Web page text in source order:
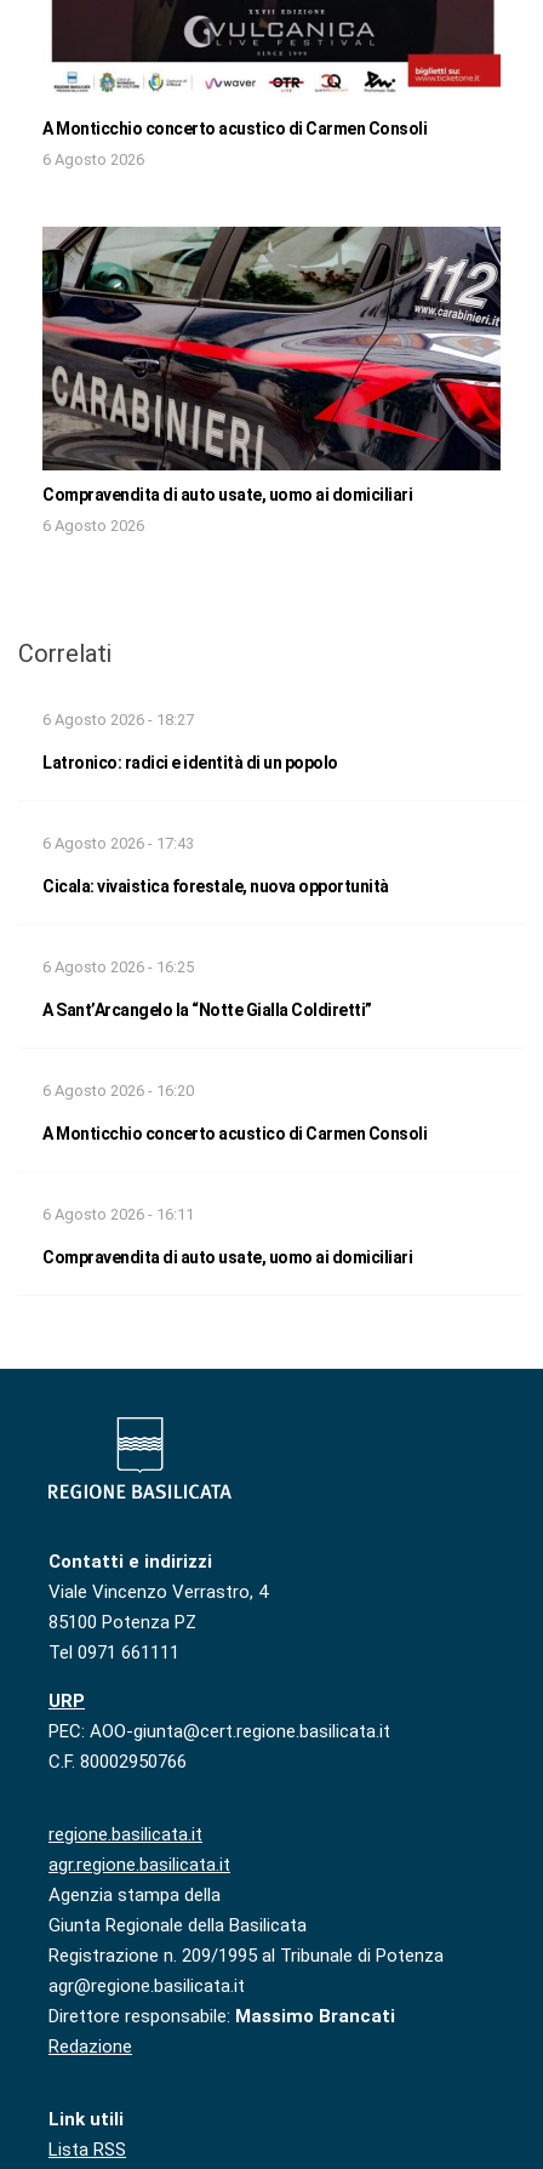
A Monticchio concerto acustico di Carmen Consoli
6 Agosto 2026
Compravendita di auto usate, uomo ai domiciliari
6 Agosto 2026
Correlati
6 Agosto 2026 - 18:27
Latronico: radici e identità di un popolo
6 Agosto 2026 - 17:43
Cicala: vivaistica forestale, nuova opportunità
6 Agosto 2026 - 16:25
A Sant’Arcangelo la “Notte Gialla Coldiretti”
6 Agosto 2026 - 16:20
A Monticchio concerto acustico di Carmen Consoli
6 Agosto 2026 - 16:11
Compravendita di auto usate, uomo ai domiciliari
Contatti e indirizzi
Viale Vincenzo Verrastro, 4
85100 Potenza PZ
Tel 0971 661111
URP
PEC: AOO-giunta@cert.regione.basilicata.it
C.F. 80002950766
regione.basilicata.it
agr.regione.basilicata.it
Agenzia stampa della
Giunta Regionale della Basilicata
Registrazione n. 209/1995 al Tribunale di Potenza
agr@regione.basilicata.it
Direttore responsabile: Massimo Brancati
Redazione
Link utili
Lista RSS